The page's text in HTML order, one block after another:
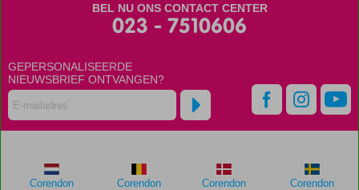
BEL NU ONS CONTACT CENTER
023 - 7510606
GEPERSONALISEERDE
NIEUWSBRIEF ONTVANGEN?
Corendon
Corendon
Corendon
Corendon